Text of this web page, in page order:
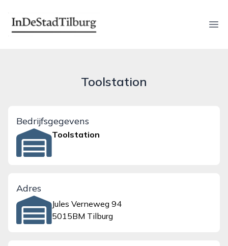
indestadtilburg.nl
Toolstation
Bedrijfsgegevens
Toolstation
Adres
Jules Verneweg 94
5015BM Tilburg